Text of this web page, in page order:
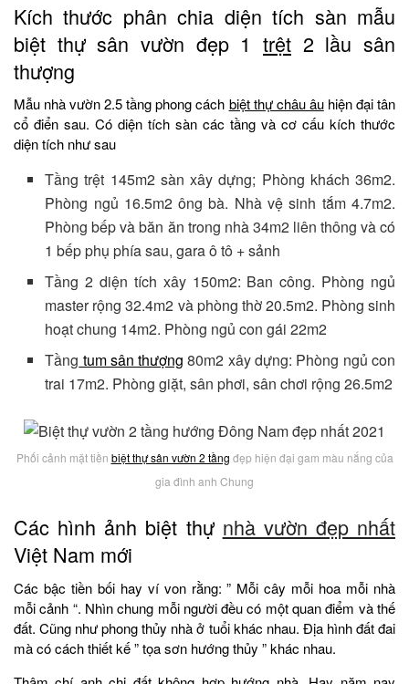
Kích thước phân chia diện tích sàn mẫu
biệt thự sân vườn đẹp 1 trệt 2 lầu sân
thượng
Mẫu nhà vườn 2.5 tầng phong cách biệt thự châu âuhiện đại tân
cổ điển sau. Có diện tích sàn các tầng và cơ cấu kích thước
diện tích như sau
Tầng trệt 145m2 sàn xây dựng; Phòng khách 36m2.
Phòng ngủ 16.5m2 ông bà. Nhà vệ sinh tắm 4.7m2.
Phòng bếp và băn ăn trong nhà 34m2 liên thông và có
1 bếp phụ phía sau, gara ô tô + sảnh
Tầng 2 diện tích xây 150m2: Ban công. Phòng ngủ
master rộng 32.4m2 và phòng thờ 20.5m2. Phòng sinh
hoạt chung 14m2. Phòng ngủ con gái 22m2
Tầng tum sân thượng 80m2 xây dựng: Phòng ngủ con
trai 17m2. Phòng giặt, sân phơi, sân chơi rộng 26.5m2
Phối cảnh mặt tiền biệt thự sân vườn 2 tầng đẹp hiện đại gam màu nắng của
gia đình anh Chung
Các hình ảnh biệt thự nhà vườn đẹp nhất
Việt Nam mới
Các bậc tiền bối hay ví von rằng: ” Mỗi cây mỗi hoa mỗi nhà
mỗi cảnh “. Nhìn chung mỗi người đều có một quan điểm và thế
đất. Cũng như phong thủy nhà ở tuổi khác nhau. Địa hình đất đai
mà có cách thiết kế ” tọa sơn hướng thủy ” khác nhau.